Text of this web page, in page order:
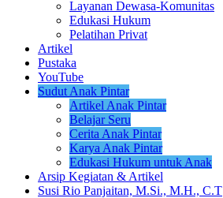
Layanan Dewasa-Komunitas
Edukasi Hukum
Pelatihan Privat
Artikel
Pustaka
YouTube
Sudut Anak Pintar
Artikel Anak Pintar
Belajar Seru
Cerita Anak Pintar
Karya Anak Pintar
Edukasi Hukum untuk Anak
Arsip Kegiatan & Artikel
Susi Rio Panjaitan, M.Si., M.H., C.T